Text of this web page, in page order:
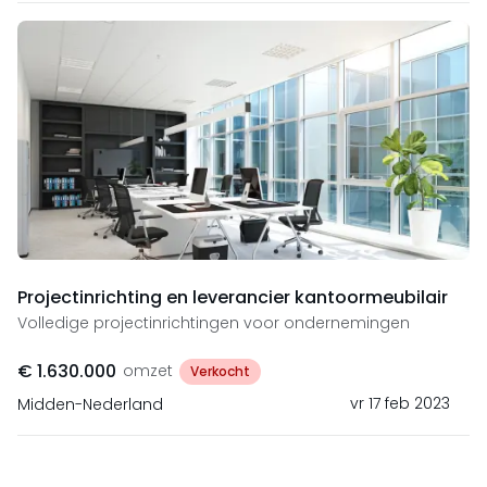
Projectinrichting en leverancier kantoormeubilair
Volledige projectinrichtingen voor ondernemingen
€ 1.630.000 omzet Verkocht
Midden-Nederland vr 17 feb 2023